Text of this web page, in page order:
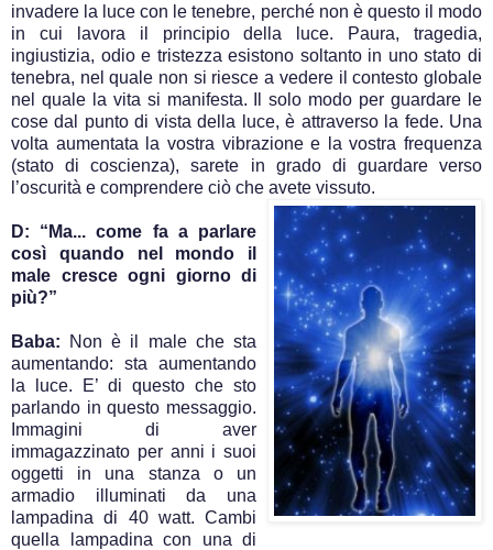
invadere la luce con le tenebre, perché non è questo il modo
in cui lavora il principio della luce. Paura, tragedia,
ingiustizia, odio e tristezza esistono soltanto in uno stato di
tenebra, nel quale non si riesce a vedere il contesto globale
nel quale la vita si manifesta. Il solo modo per guardare le
cose dal punto di vista della luce, è attraverso la fede. Una
volta aumentata la vostra vibrazione e la vostra frequenza
(stato di coscienza), sarete in grado di guardare verso
l’oscurità e comprendere ciò che avete vissuto.
D: “Ma... come fa a parlare
così quando nel mondo il
male cresce ogni giorno di
più?”
Baba: Non è il male che sta
aumentando: sta aumentando
la luce. E’ di questo che sto
parlando in questo messaggio.
Immagini di aver
immagazzinato per anni i suoi
oggetti in una stanza o un
armadio illuminati da una
lampadina di 40 watt. Cambi
quella lampadina con una di